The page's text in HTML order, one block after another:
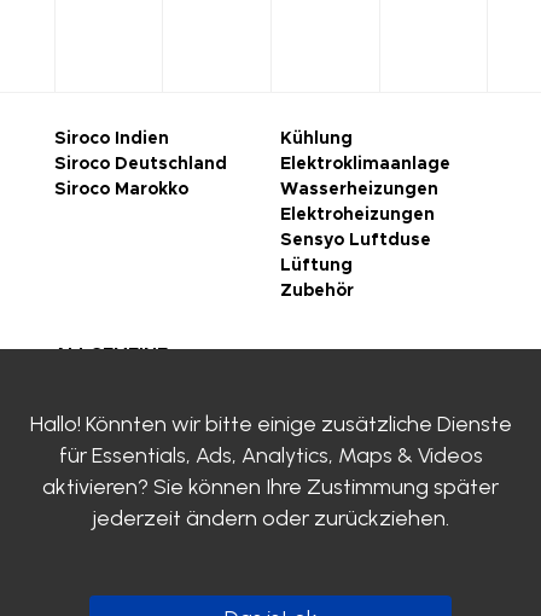
Siroco Indien
Siroco Deutschland
Siroco Marokko
Kühlung
Elektroklimaanlage
Wasserheizungen
Elektroheizungen
Sensyo Luftduse
Lüftung
Zubehör
rechtliche Hinweise
Datenschutzrichtlinie
Zertifizierungen
SIROCO
KONTAKTIERE UNS
Hallo! Könnten wir bitte einige zusätzliche Dienste
fürEssentials, Ads, Analytics, Maps & Videos
aktivieren? Sie können Ihre Zustimmung später
jederzeit ändern oder zurückziehen.